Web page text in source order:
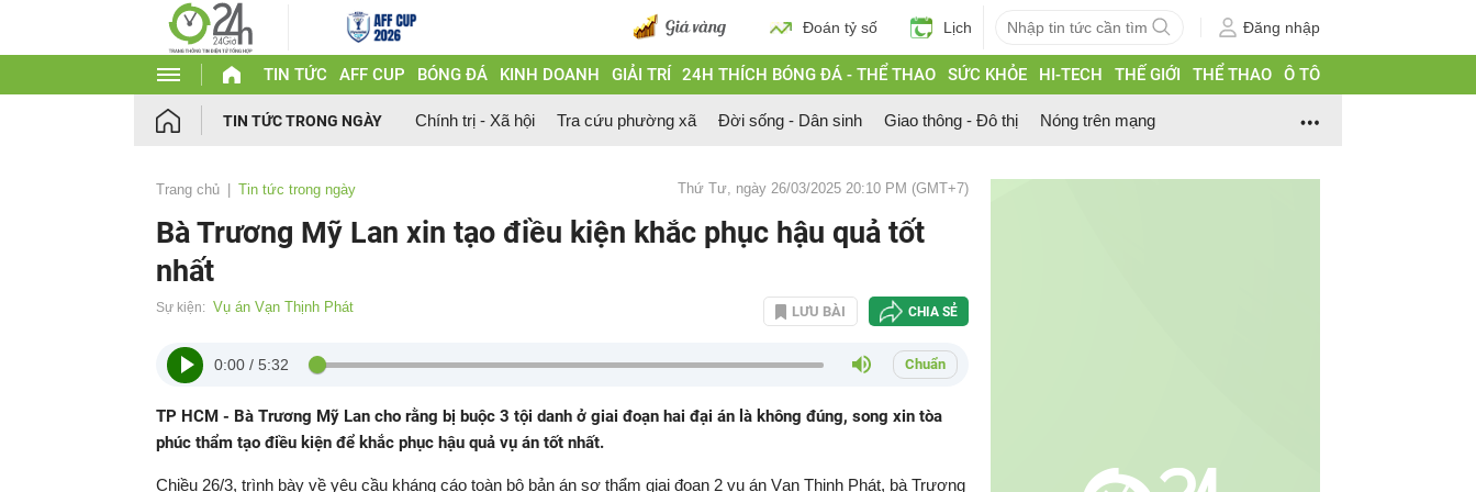
Đoán tỷ số Lịch Đăng nhập
TIN TỨC AFF CUP BÓNG ĐÁ KINH DOANH GIẢI TRÍ 24H THÍCH BÓNG ĐÁ - THỂ THAO SỨC KHỎE HI-TECH THẾ GIỚI THỂ THAO Ô TÔ
TIN TỨC TRONG NGÀY Chính trị - Xã hội Tra cứu phường xã Đời sống - Dân sinh Giao thông - Đô thị Nóng trên mạng
Trang chủ Tin tức trong ngày Thứ Tư, ngày 26/03/2025 20:10 PM (GMT+7)
Bà Trương Mỹ Lan xin tạo điều kiện khắc phục hậu quả tốt
nhất
Sự kiện: Vụ án Vạn Thịnh Phát LƯU BÀI CHIA SẺ
0:00 / 5:32 Chuẩn
TP HCM - Bà Trương Mỹ Lan cho rằng bị buộc 3 tội danh ở giai đoạn hai đại án là không đúng, song xin tòa
phúc thẩm tạo điều kiện để khắc phục hậu quả vụ án tốt nhất.
Chiều 26/3, trình bày về yêu cầu kháng cáo toàn bộ bản án sơ thẩm giai đoạn 2 vụ án Vạn Thịnh Phát, bà Trương